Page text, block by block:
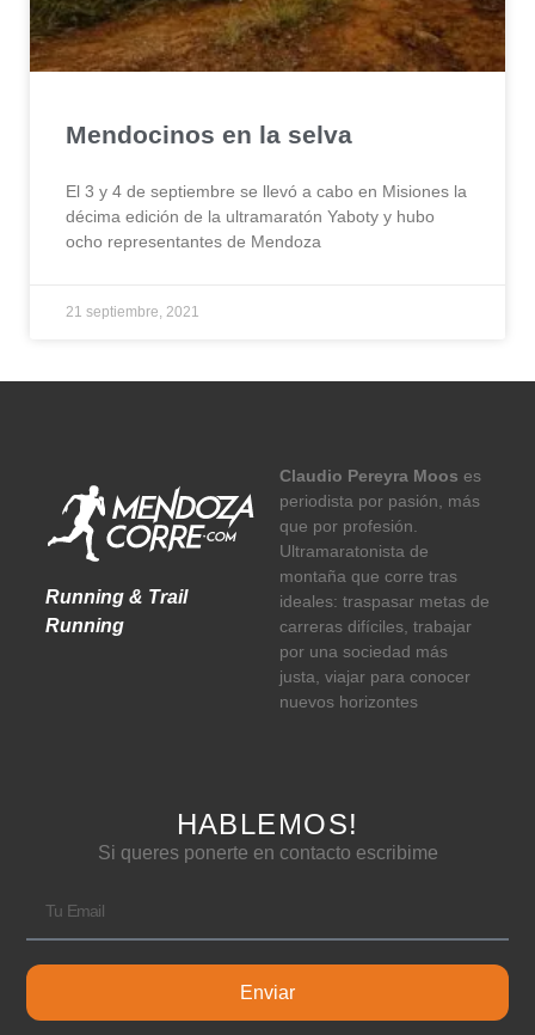
Mendocinos en la selva
El 3 y 4 de septiembre se llevó a cabo en Misiones la
décima edición de la ultramaratón Yaboty y hubo
ocho representantes de Mendoza
21 septiembre, 2021
Running & Trail
Running
Claudio Pereyra Moos es
periodista por pasión, más
que por profesión.
Ultramaratonista de
montaña que corre tras
ideales: traspasar metas de
carreras difíciles, trabajar
por una sociedad más
justa, viajar para conocer
nuevos horizontes
HABLEMOS!
Si queres ponerte en contacto escribime
Enviar